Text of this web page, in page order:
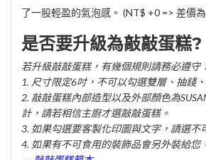
了一股輕盈的氣泡感。 (NT$ +0 => 差價
是否要升級為敲敲蛋糕?
若升級敲敲蛋糕，有幾個規則請務必遵守
1. 尺寸限定6吋，不可以勾選雙層、抽錢
2. 敲敲蛋糕內部造型以及外部顏色為
計，請若相信主廚才選敲敲蛋糕。
3. 如果勾選要客製化印圖與文字，請選不
4. 如果有不可食用的裝飾品會另外裝給您